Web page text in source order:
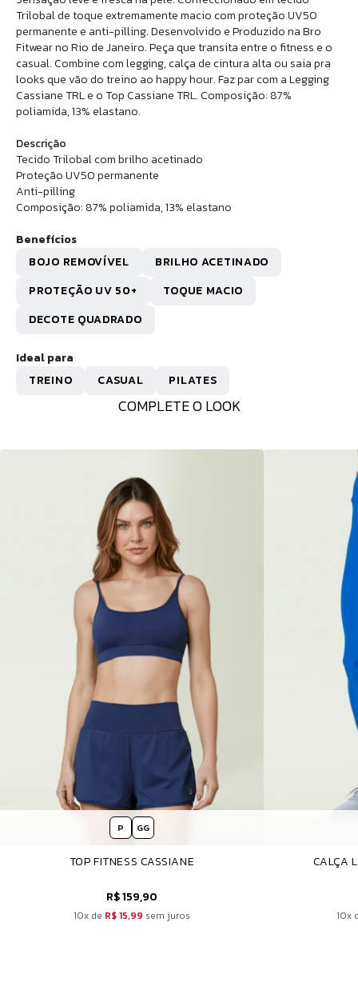
COMPLETE O LOOK
P GG
TOP FITNESS CASSIANE
R$ 159,90
10x de R$ 15,99 sem juros
CALÇA
10x
Trilobal de toque extremamente macio com proteção UV50
permanente e anti-pilling. Desenvolvido e Produzido na Bro
Fitwear no Rio de Janeiro. Peça que transita entre o fitness e o
casual. Combine com legging, calça de cintura alta ou saia pra
looks que vão do treino ao happy hour. Faz par com a Legging
Cassiane TRL e o Top Cassiane TRL. Composição: 87%
poliamida, 13% elastano.
Descrição
Tecido Trilobal com brilho acetinado
Proteção UV50 permanente
Anti-pilling
Composição: 87% poliamida, 13% elastano
Benefícios
BOJO REMOVÍVEL
BRILHO ACETINADO
PROTEÇÃO UV 50+
TOQUE MACIO
DECOTE QUADRADO
Ideal para
TREINO
CASUAL PILATES